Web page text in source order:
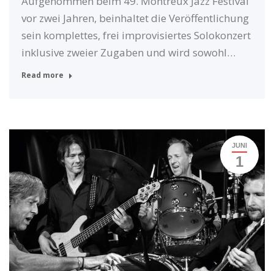
vor zwei Jahren, beinhaltet die Veröffentlichung
sein komplettes, frei improvisiertes Solokonzert
inklusive zweier Zugaben und wird sowohl…
Read more
JUNI
1